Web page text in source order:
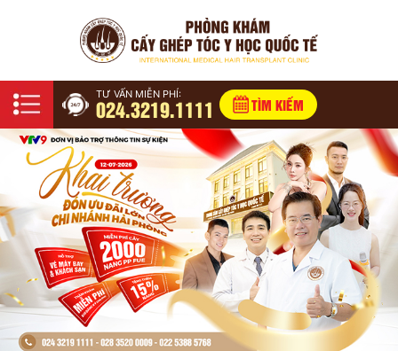
TƯ VẤN MIỄN PHÍ:
024.3219.1111 TÌM KIẾM